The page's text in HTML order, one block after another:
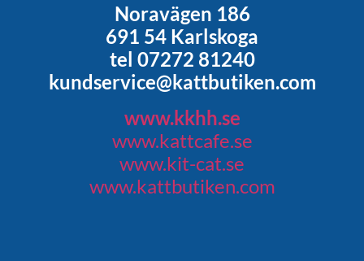
Noravägen 186
691 54 Karlskoga
tel 07272 81240
kundservice@kattbutiken.com
www.kkhh.se
www.kattcafe.se
www.kit-cat.se
www.kattbutiken.com